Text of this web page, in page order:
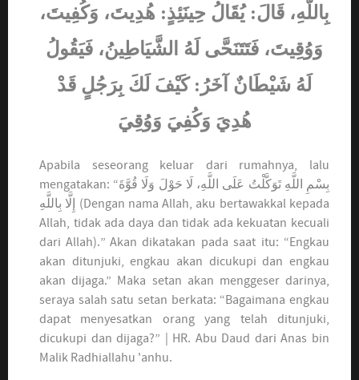
بِاللَّهِ، قَالَ: يُقَالُ حِينَئِذٍ: هُدِيتَ، وَكُفِيتَ،
وَوُقِيتَ، فَتَتَنَحَّى لَهُ الشَّيَاطِينُ، فَيَقُولُ
لَهُ شَيْطَانٌ آخَرُ: كَيْفَ لَكَ بِرَجُلٍ قَدْ
هُدِيَ وَكُفِيَ وَوُقِيَ
Apabila seseorang keluar dari rumahnya, lalu
mengatakan: “بِسْمِ اللَّهِ تَوَكَّلْتُ عَلَى اللَّهِ، لَا حَوْلَ وَلَا قُوَّةَ
إِلَّا بِاللَّهِ (Dengan nama Allah, aku bertawakkal kepada
Allah, tidak ada daya dan tidak ada kekuatan kecuali
dari Allah).” Akan dikatakan pada saat itu: “Engkau
akan ditunjuki, engkau akan dicukupi dan engkau
akan dijaga.” Maka setan akan menggeser darinya,
seraya salah satu setan berkata: “Bagaimana engkau
dapat menyesatkan orang yang telah ditunjuki,
dicukupi dan dijaga?” | HR. Abu Daud dari Anas bin
Malik Radhiallahu 'anhu.